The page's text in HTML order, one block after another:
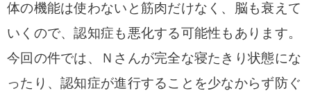
体の機能は使わないと筋肉だけなく、脳も衰えて
いくので、認知症も悪化する可能性もあります。
今回の件では、Ｎさんが完全な寝たきり状態にな
ったり、認知症が進行することを少なからず防ぐ